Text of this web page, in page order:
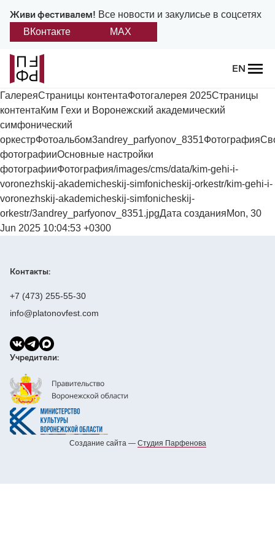
Живи фестивалем! Все новости и закулисье в соцсетях
ВКонтакте
MAX
EN
Назад
О фестивале
Платонов
Положение о фестивале
Учредители и партнеры
Дирекция
Отчеты и документы
ГалереяСтраницы контентаФотогалерея 2025Страницы
контентаКим Гехи и Воронежский академический
симфонический
фотографииОсновные настройки
фотографииФотография/images/cms/data/kim-gehi-i-
voronezhskij-akademicheskij-simfonicheskij-orkestr/kim-gehi-i-
voronezhskij-akademicheskij-simfonicheskij-
orkestr/3andrey_parfyonov_8351.jpgДата созданияMon, 30
Jun 2025 10:04:53 +0300
Контакты:
+7 (473) 255-55-30
info@platonovfest.com
Учредители:
Создание сайта — Cтудия Парфенова